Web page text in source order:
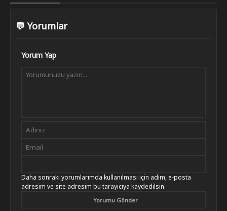
💬 Yorumlar
Yorum Yap
Daha sonraki yorumlarımda kullanılması için adım, e-posta
adresim ve site adresim bu tarayıcıya kaydedilsin.